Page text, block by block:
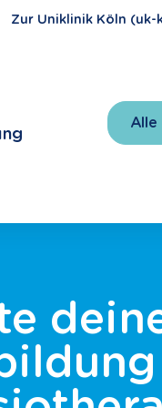
Zur Uniklinik Köln (uk-
Alle